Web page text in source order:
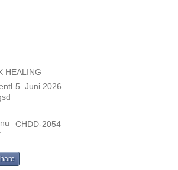
HEALING
5. Juni 2026
CHDD-2054